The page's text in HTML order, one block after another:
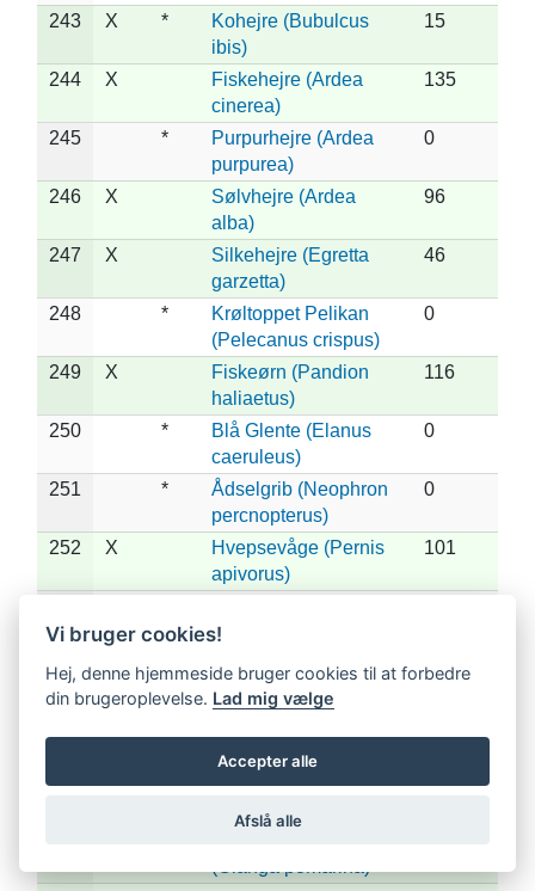
243 X *
Kohejre (Bubulcus
ibis)
15
244 X
Fiskehejre (Ardea
cinerea)
135
245 *
Purpurhejre (Ardea
purpurea)
0
246 X
Sølvhejre (Ardea
alba)
96
247 X
Silkehejre (Egretta
garzetta)
46
248 *
Krøltoppet Pelikan
(Pelecanus crispus)
0
249 X
Fiskeørn (Pandion
haliaetus)
116
250 *
Blå Glente (Elanus
caeruleus)
0
251 *
Ådselgrib (Neophron
percnopterus)
0
252 X
Hvepsevåge (Pernis
apivorus)
101
(Pernis ptilorhynchus)
254
Gåsegrib (Gyps
fulvus)
0
256 *
Slangeørn (Circaetus
0
Vi bruger cookies!
Hej, denne hjemmeside bruger cookies til at forbedre
din brugeroplevelse. Lad mig vælge
Accepter alle
Afslå alle